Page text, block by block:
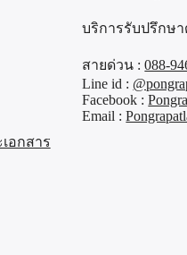
อกสาร
บริการรับปรึกษ
สายด่วน :088-
Line id :
Facebook :
Email :